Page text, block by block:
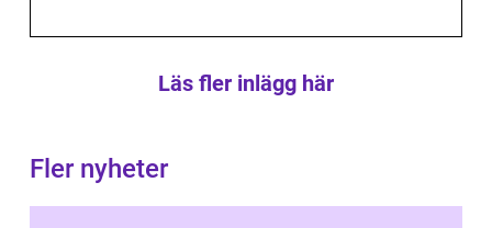
Läs fler inlägg här
Fler nyheter